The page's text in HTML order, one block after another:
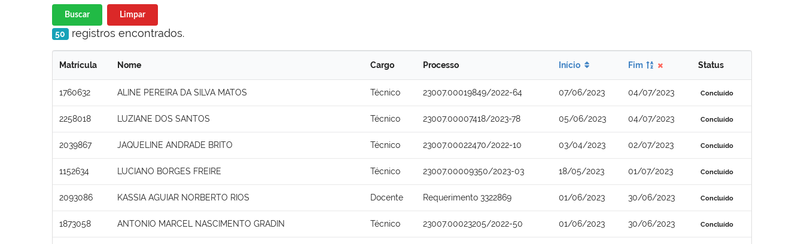
Buscar Limpar
50 registros encontrados.
Matrícula Nome Cargo Processo Início Fim Status
1760632 ALINE PEREIRA DA SILVA MATOS Técnico 23007.00019849/2022-64 07/06/2023 04/07/2023 Concluído
2258018 LUZIANE DOS SANTOS Técnico 23007.00007418/2023-78 05/06/2023 04/07/2023 Concluído
2039867 JAQUELINE ANDRADE BRITO Técnico 23007.00022470/2022-10 03/04/2023 02/07/2023 Concluído
1152634 LUCIANO BORGES FREIRE Técnico 23007.00009350/2023-03 18/05/2023 01/07/2023 Concluído
2093086 KASSIA AGUIAR NORBERTO RIOS Docente Requerimento 3322869 01/06/2023 30/06/2023 Concluído
1873058 ANTONIO MARCEL NASCIMENTO GRADIN Técnico 23007.00023205/2022-50 01/06/2023 30/06/2023 Concluído